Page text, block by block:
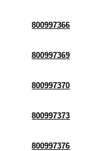
800997366
800997369
800997370
800997373
800997376